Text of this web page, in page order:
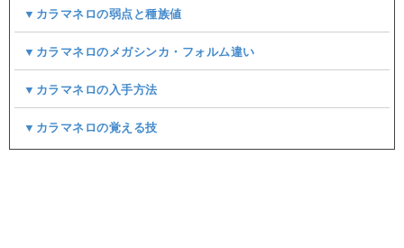
▼カラマネロの弱点と種族値
▼カラマネロのメガシンカ・フォルム違い
▼カラマネロの入手方法
▼カラマネロの覚える技